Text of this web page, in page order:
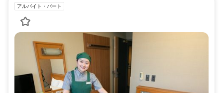
アルバイト・パート